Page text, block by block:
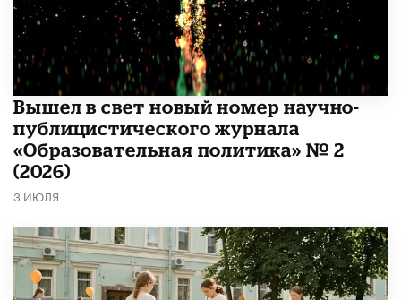
Вышел в свет новый номер научно-
публицистического журнала
«Образовательная политика» № 2
(2026)
3 ИЮЛЯ